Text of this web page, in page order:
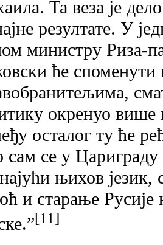
Та веза је
резултате. У
министру Риза-
ће споменути
окренуо више
осталог ту ће
сам се у
њихов језик,
и старање Русије
[11]